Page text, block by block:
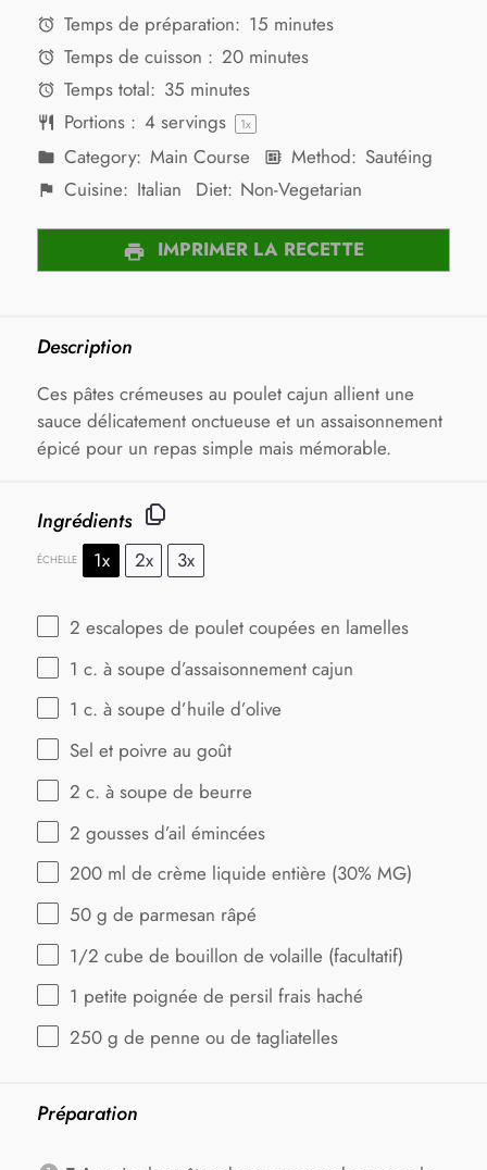
Temps de préparation: 15 minutes
Temps de cuisson : 20 minutes
Temps total: 35 minutes
Portions : 4servings 1x
Category: Main Course Method: Sautéing
Cuisine: Italian Diet: Non-Vegetarian
IMPRIMER LA RECETTE
Description
Ces pâtes crémeuses au poulet cajun allient une
sauce délicatement onctueuse et un assaisonnement
épicé pour un repas simple mais mémorable.
Ingrédients
ÉCHELLE 1x 2x 3x
2 escalopes de poulet coupées en lamelles
1 c. à soupe d’assaisonnement cajun
1 c. à soupe d’huile d’olive
Sel et poivre au goût
2 c. à soupe de beurre
2 gousses d’ail émincées
200 ml de crème liquide entière (30% MG)
50 g de parmesan râpé
1/2 cube de bouillon de volaille (facultatif)
1 petite poignée de persil frais haché
250 g de penne ou de tagliatelles
Préparation